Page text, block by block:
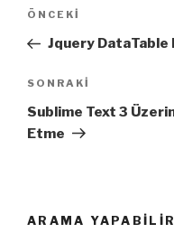
Yazı
Önceki
Yazı
ÖNCEKI
Jquery DataTable
Sonraki
Yazı
SONRAKI
Sublime Text 3
Etme
ARAMA